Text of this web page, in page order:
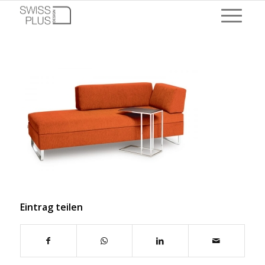
Eintrag teilen